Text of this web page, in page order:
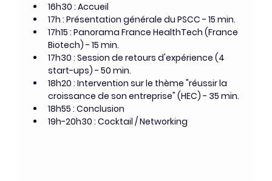
16h30 : Accueil
17h : Présentation générale du PSCC - 15 min.
17h15 : Panorama France HealthTech (France
Biotech) - 15 min.
17h30 : Session de retours d'expérience (4
start-ups) - 50 min.
18h20 : Intervention sur le thème "réussir la
croissance de son entreprise" (HEC) - 35 min.
18h55 : Conclusion
19h-20h30 : Cocktail / Networking